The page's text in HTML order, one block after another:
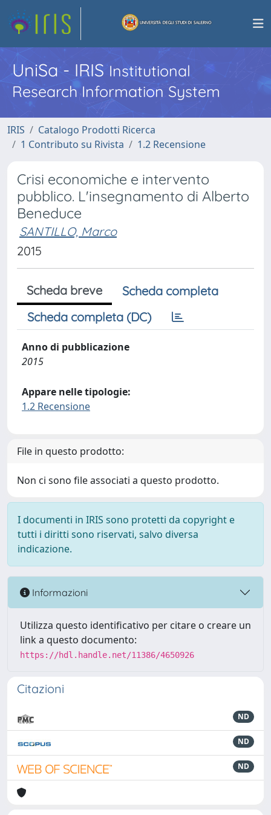
UniSa - IRISInstitutional
Research Information System
IRIS
Catalogo Prodotti Ricerca
1 Contributo su Rivista
1.2 Recensione
Crisi economiche e intervento
pubblico. L'insegnamento di Alberto
Beneduce
SANTILLO, Marco
2015
Scheda breve
Scheda completa
Scheda completa (DC)
Anno di pubblicazione
2015
Appare nelle tipologie:
1.2 Recensione
File in questo prodotto:
Non ci sono file associati a questo prodotto.
I documenti in IRIS sono protetti da copyright e
tutti i diritti sono riservati, salvo diversa
indicazione.
Informazioni
Utilizza questo identificativo per citare o creare un
link a questo documento:
https://hdl.handle.net/11386/4650926
Citazioni
ND
ND
ND